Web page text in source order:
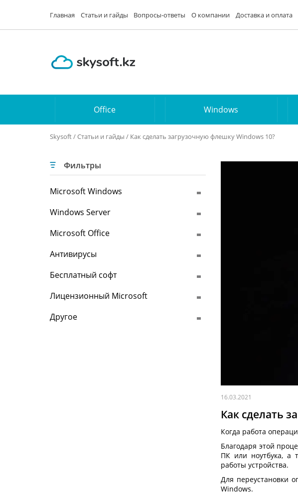
Главная Статьи и гайды Вопросы-ответы О компании Доставка и оплата
Office Windows
Skysoft/Статьи и гайды / Как сделать загрузочную флешку Windows 10?
Фильтры
Microsoft Windows
Windows Server
Microsoft Office
Антивирусы
Бесплатный софт
Лицензионный Microsoft
Другое
16.03.2021
Как сделать
Когда работа
Благодаря этой
ПК или ноутбука, а
работы устройства.
Для переустановки
Windows.